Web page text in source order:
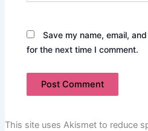
Save my name, email,
for the next time I comment.
This site uses Akismet to reduce